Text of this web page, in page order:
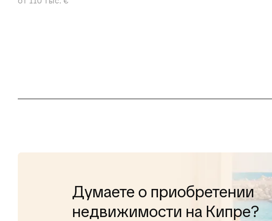
Думаете о приобретении
недвижимости на Кипре?